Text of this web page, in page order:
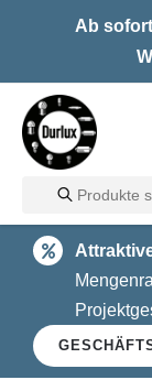
Ab
Products
search